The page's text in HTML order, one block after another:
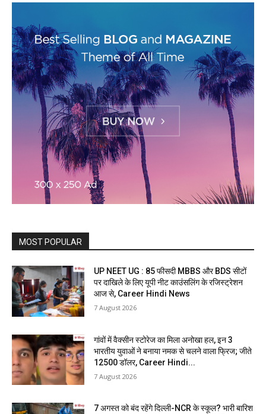
MOST POPULAR
UP NEET UG : 85 फीसदी MBBS और BDS सीटों
पर दाखिले के लिए यूपी नीट काउंसलिंग के रजिस्ट्रेशन
आज से, Career Hindi News
7 August 2026
गांवों में वैक्सीन स्टोरेज का मिला अनोखा हल, इन 3
भारतीय युवाओं ने बनाया नमक से चलने वाला फ्रिज; जीते
12500 डॉलर, Career Hindi...
7 August 2026
7 अगस्त को बंद रहेंगे दिल्ली-NCR के स्कूल? भारी बारिश